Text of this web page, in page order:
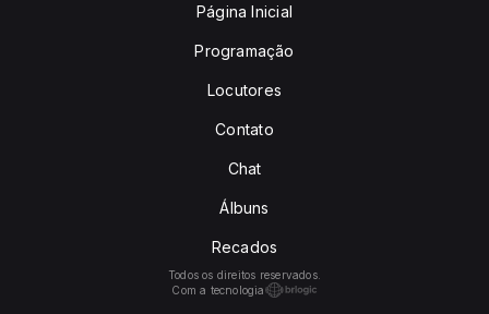
Página Inicial
Programação
Locutores
Contato
Chat
Álbuns
Recados
Todos os direitos reservados.
Com a tecnologia